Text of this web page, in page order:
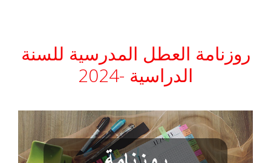
روزنامة العطل المدرسية للسنة
الدراسية -2024